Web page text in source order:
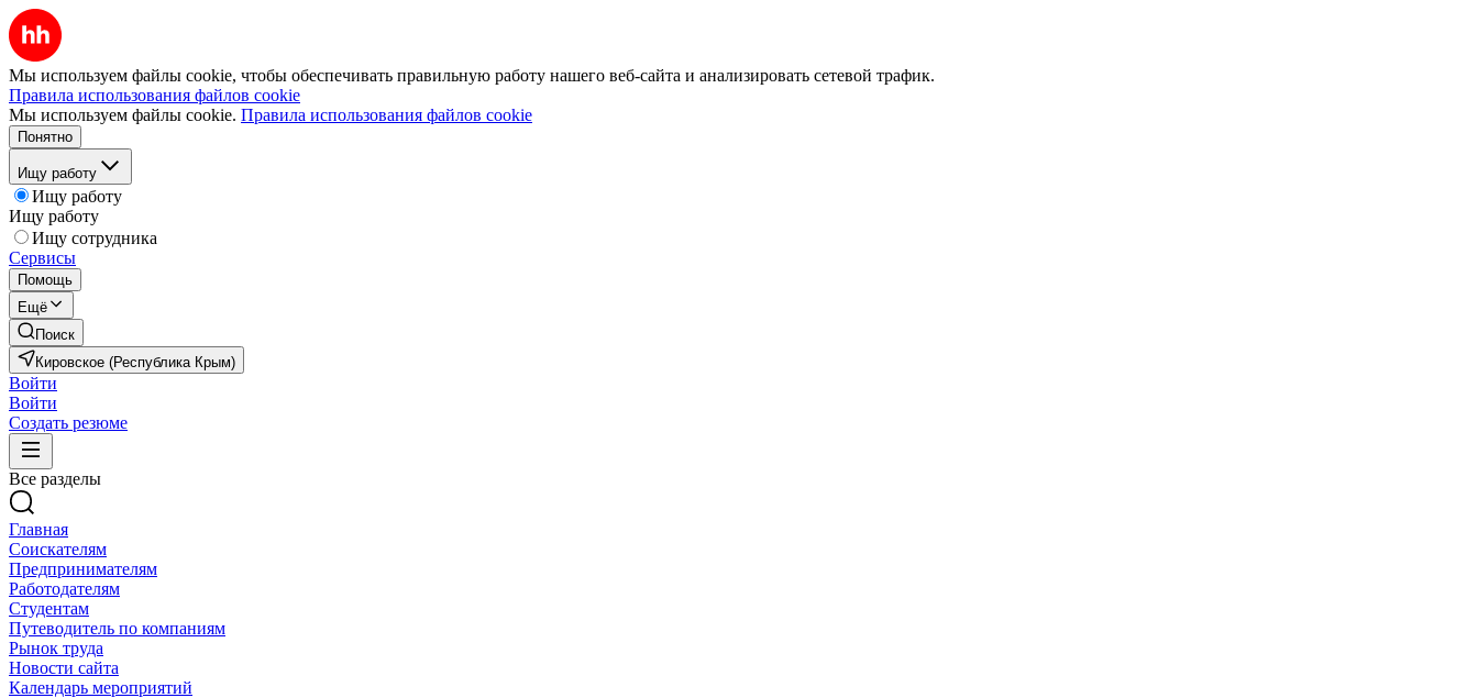
Мы используем файлы cookie, чтобы обеспечивать правильную работу нашего веб-сайта и анализировать сетевой трафик.
Правила использования файлов cookie
Мы используем файлы cookie. Правила использования файлов cookie
Понятно
Ищу работу
Ищу работу
Ищу работу
Ищу сотрудника
Сервисы
Помощь
Ещё
Поиск
Кировское (Республика Крым)
Войти
Войти
Создать резюме
Все разделы
Главная
Соискателям
Предпринимателям
Работодателям
Студентам
Путеводитель по компаниям
Рынок труда
Новости сайта
Календарь мероприятий